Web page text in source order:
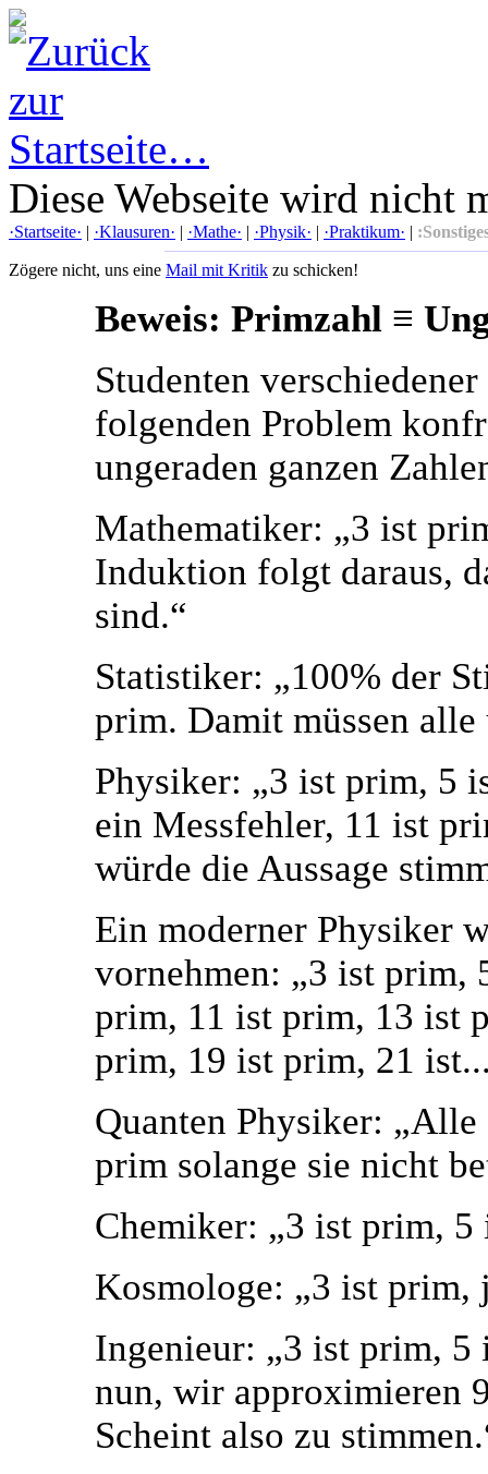
Diese Webseite wird nicht
·Startseite· | ·Klausuren· | ·Mathe· | ·Physik· | ·Praktikum· |
Zögere nicht, uns eine Mail mit Kritik zu schicken!
Beweis: Primzahl ≡
Studenten
folgenden Problem
ungeraden ganzen
Mathematiker: „3 ist
Induktion folgt daraus,
sind.“
Statistiker: „100% der
prim. Damit müssen
Physiker: „3 ist prim, 5
ein Messfehler, 11 ist
würde die Aussage
Ein moderner Physiker
vornehmen: „3 ist
prim, 11 ist prim, 13 ist
prim, 19 ist prim, 21
Quanten Physiker:
prim solange sie nicht
Chemiker: „3 ist prim,
Kosmologe: „3 ist prim,
Ingenieur: „3 ist prim,
nun, wir approximieren
Scheint also zu